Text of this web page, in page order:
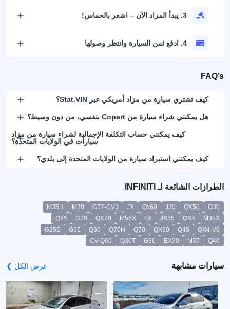
3. يبدأ المزاد الآن – اشعر بالحماس!
4. ادفع ثمن السيارة وانتظر وصولها
FAQ’s
كيف تشتري سيارة من مزاد أمريكي عبر Stat.VIN؟
هل يمكنني شراء سيارة من Copart بنفسي، من دون وسيط؟
كيف يمكنني حساب التكلفة الإجمالية لشراء سيارة من مزاد
سيارات في الولايات المتحدة؟
كيف يمكنني استيراد سيارة من الولايات المتحدة إلى بلدي؟
الطرازات الشائعة لـ INFINITI
Q30
QX50
J30
Qx60
JX
G37-CV3
M30
M35H
M35X
QX4
JX35
FX
M56X
QX70
G20
Q25
QX4-V6
Q45
QX60
Q70
Q70H
Q60
G35
G25S
Q40
M37
EX30
G36
Q30T
CV-Q60
سيارات مشابهة عرض الكل ❯